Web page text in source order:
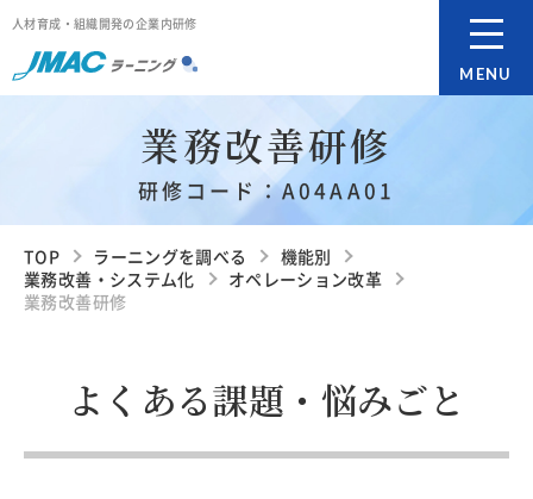
人材育成・組織開発の企業内研修
MENU
業務改善研修
研修コード：A04AA01
TOP ラーニングを調べる
機能別
業務改善・システム化
オペレーション改革
業務改善研修
よくある課題・悩みごと